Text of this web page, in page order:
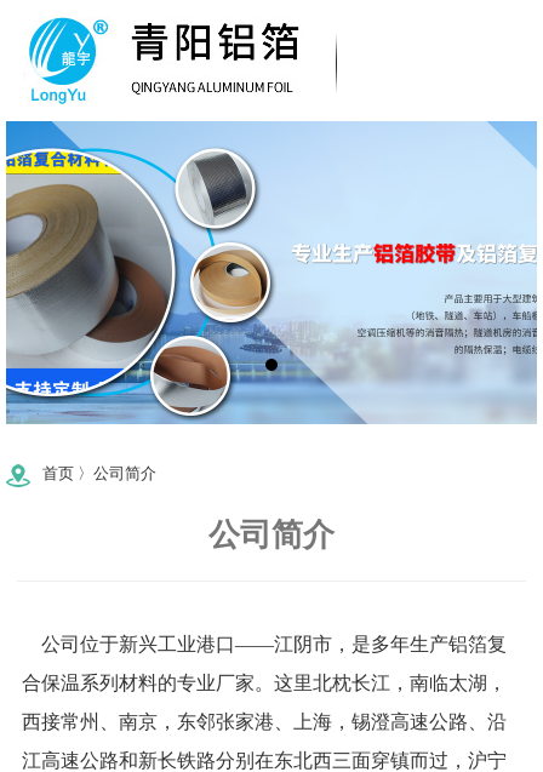
首页 〉 公司简介
公司简介
公司位于新兴工业港口——江阴市，是多年生产铝箔复
合保温系列材料的专业厂家。这里北枕长江，南临太湖，
西接常州、南京，东邻张家港、上海，锡澄高速公路、沿
江高速公路和新长铁路分别在东北西三面穿镇而过，沪宁